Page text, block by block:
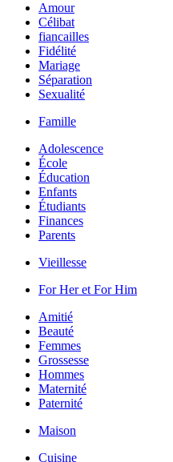
Amour
Célibat
fiancailles
Fidélité
Mariage
Séparation
Sexualité
Famille
Adolescence
École
Éducation
Enfants
Étudiants
Finances
Parents
Vieillesse
For Her et For Him
Amitié
Beauté
Femmes
Grossesse
Hommes
Maternité
Paternité
Maison
Cuisine